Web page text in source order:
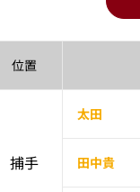
位置
捕手
太田
田中貴